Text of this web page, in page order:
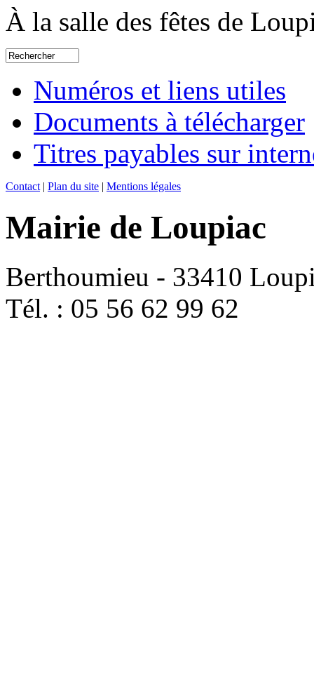
À la salle des fêtes de
Numéros et liens utiles
Documents à télécharger
Titres payables sur
Contact | Plan du site | Mentions légales
Mairie de Loupiac
Berthoumieu - 33410
Tél. : 05 56 62 99 62